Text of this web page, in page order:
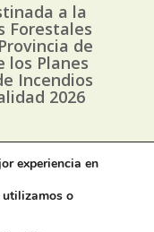
a la
Forestales
de
los Planes
Incendios
2026
experiencia en
utilizamos o